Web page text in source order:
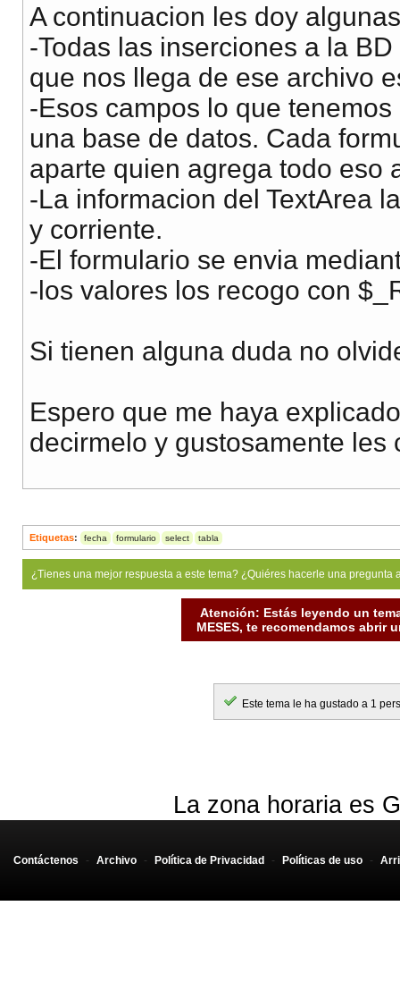
//inicio if
if(
//
echo"
<div
<form
<input
Titular:
Titulo
Categoria
Publicada: *(0
Categoria:
<option
A continuacion les doy
-Todas las inserciones a la
que nos llega de ese archivo
-Esos campos lo que
una base de datos. Cada
aparte quien agrega todo eso
-La informacion del TextArea
y corriente.
-El formulario se envia
-los valores los recogo con
Si tienen alguna duda no
Espero que me haya
decirmelo y gustosamente les
Etiquetas: fecha formulario select tabla
¿Tienes una mejor respuesta a este tema? ¿Quiéres hacerle una
Atención: Estás leyendo un
MESES, te recomendamos abrir
Este tema le ha gustado a 1
La zona horaria es
Contáctenos - Archivo - Política de Privacidad - Políticas de uso -